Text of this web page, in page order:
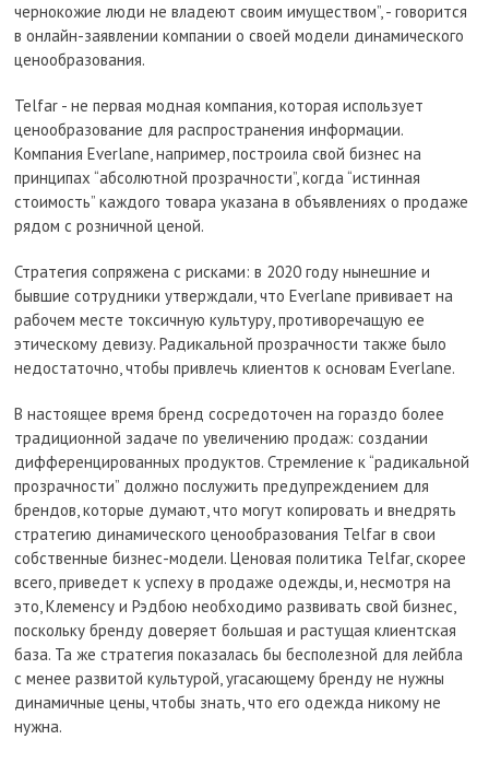
чернокожие люди не владеют своим имуществом”, - говорится
в онлайн-заявлении компании о своей модели динамического
ценообразования.
Telfar - не первая модная компания, которая использует
ценообразование для распространения информации.
Компания Everlane, например, построила свой бизнес на
принципах “абсолютной прозрачности”, когда “истинная
стоимость” каждого товара указана в объявлениях о продаже
рядом с розничной ценой.
Стратегия сопряжена с рисками: в 2020 году нынешние и
бывшие сотрудники утверждали, что Everlane прививает на
рабочем месте токсичную культуру, противоречащую ее
этическому девизу. Радикальной прозрачности также было
недостаточно, чтобы привлечь клиентов к основам Everlane.
В настоящее время бренд сосредоточен на гораздо более
традиционной задаче по увеличению продаж: создании
дифференцированных продуктов. Стремление к “радикальной
прозрачности” должно послужить предупреждением для
брендов, которые думают, что могут копировать и внедрять
стратегию динамического ценообразования Telfar в свои
собственные бизнес-модели. Ценовая политика Telfar, скорее
всего, приведет к успеху в продаже одежды, и, несмотря на
это, Клеменсу и Рэдбою необходимо развивать свой бизнес,
поскольку бренду доверяет большая и растущая клиентская
база. Та же стратегия показалась бы бесполезной для лейбла
с менее развитой культурой, угасающему бренду не нужны
динамичные цены, чтобы знать, что его одежда никому не
нужна.